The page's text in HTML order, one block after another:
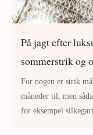
På jagt efter
sommerstrik og
For nogen er strik
måneder til, men
for eksempel